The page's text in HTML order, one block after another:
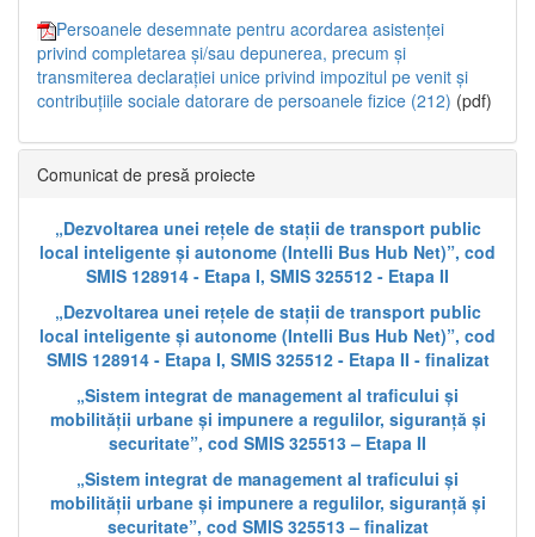
Persoanele desemnate pentru acordarea asistenței
privind completarea și/sau depunerea, precum și
transmiterea declarației unice privind impozitul pe venit și
contribuțiile sociale datorare de persoanele fizice (212) (pdf)
Comunicat de presă proiecte
„Dezvoltarea unei rețele de stații de transport public
local inteligente și autonome (Intelli Bus Hub Net)”, cod
SMIS 128914 - Etapa I, SMIS 325512 - Etapa II
„Dezvoltarea unei rețele de stații de transport public
local inteligente și autonome (Intelli Bus Hub Net)”, cod
SMIS 128914 - Etapa I, SMIS 325512 - Etapa II - finalizat
„Sistem integrat de management al traficului și
mobilității urbane și impunere a regulilor, siguranță și
securitate”, cod SMIS 325513 – Etapa II
„Sistem integrat de management al traficului și
mobilității urbane și impunere a regulilor, siguranță și
securitate”, cod SMIS 325513 – finalizat